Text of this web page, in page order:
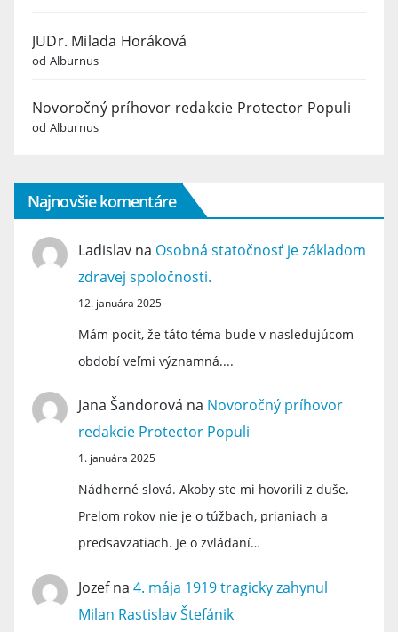
JUDr. Milada Horáková
od Alburnus
Novoročný príhovor redakcie Protector Populi
od Alburnus
Najnovšie komentáre
Ladislav na Osobná statočnosť je základom
zdravej spoločnosti.
12. januára 2025
Mám pocit, že táto téma bude v nasledujúcom
období veľmi významná....
Jana Šandorová na Novoročný príhovor
redakcie Protector Populi
1. januára 2025
Nádherné slová. Akoby ste mi hovorili z duše.
Prelom rokov nie je o túžbach, prianiach a
predsavzatiach. Je o zvládaní…
Jozefna 4. mája 1919 tragicky zahynul
Milan Rastislav Štefánik